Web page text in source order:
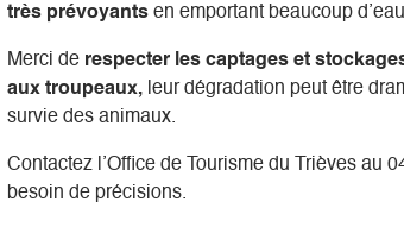
très prévoyants en emportant beaucoup
Merci de respecter les captages et
aux troupeaux, leur dégradation peut être
survie des animaux.
Contactez l’Office de Tourisme du Trièves au
besoin de précisions.